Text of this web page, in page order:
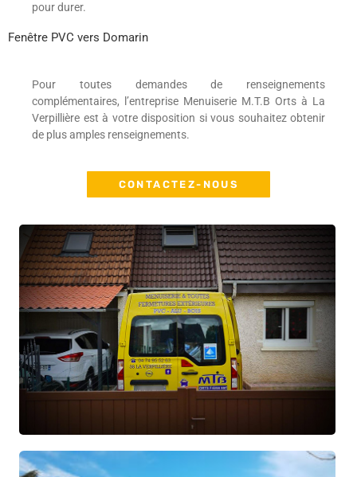
pour durer.
Fenêtre PVC vers Domarin
Pour toutes demandes de renseignements
complémentaires, l’entreprise Menuiserie M.T.B Orts à La
Verpillière est à votre disposition si vous souhaitez obtenir
de plus amples renseignements.
CONTACTEZ-NOUS